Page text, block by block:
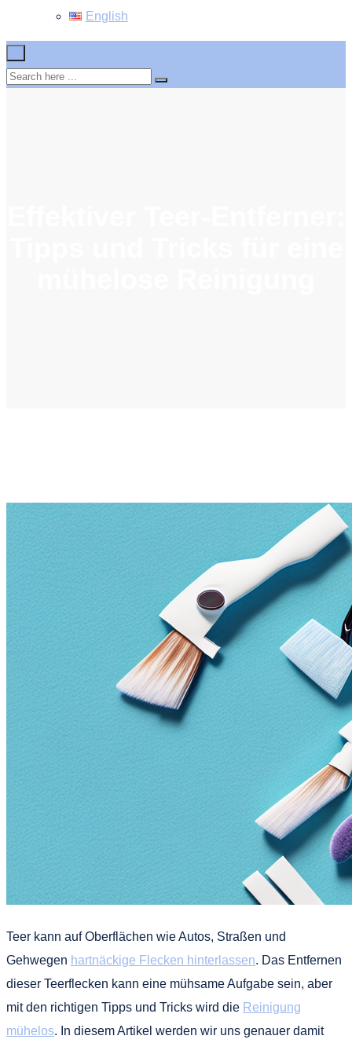
English
Teer kann auf Oberflächen wie Autos, Straßen und
Gehwegen hartnäckige Flecken hinterlassen. Das Entfernen
dieser Teerflecken kann eine mühsame Aufgabe sein, aber
mit den richtigen Tipps und Tricks wird die Reinigung
mühelos. In diesem Artikel werden wir uns genauer damit